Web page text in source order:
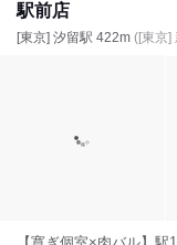
駅前店
[東京] 汐留駅 422m ([東京]